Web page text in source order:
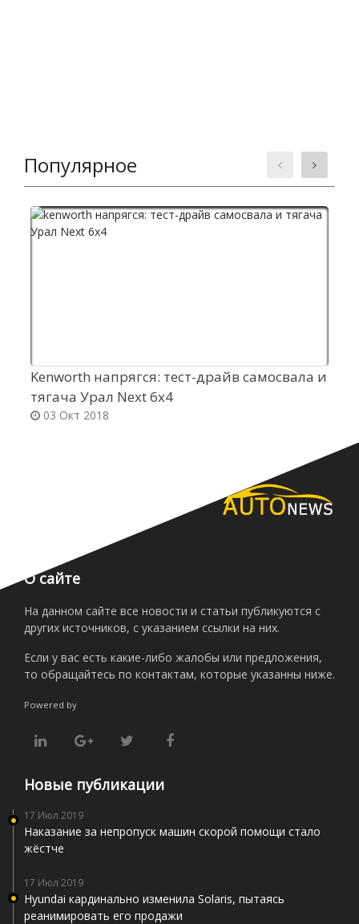
Популярное
Kenworth напрягся: тест-драйв самосвала и
тягача Урал Next 6х4
03 Окт 2018
О сайте
На данном сайте все новости и статьи публикуются с
других источников, с указанием ссылки на них.
Если у вас есть какие-либо жалобы или предложения,
то обращайтесь по контактам, которые указанны ниже.
Powered by
Новые публикации
17 Июл 2019
Наказание за непропуск машин скорой помощи стало
жёстче
17 Июл 2019
Hyundai кардинально изменила Solaris, пытаясь
реанимировать его продажи